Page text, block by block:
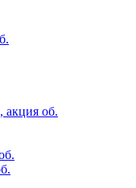
акция об.